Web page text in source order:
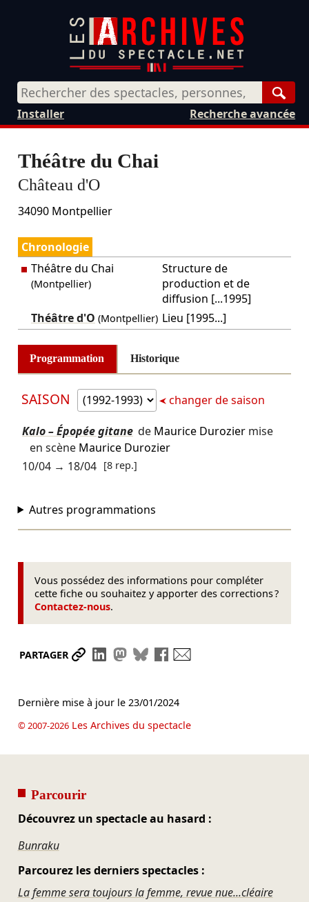
Recherche avancée
Installer
Théâtre du Chai
Château d'O
34090 Montpellier
Chronologie
Théâtre du Chai
(Montpellier)
Structure de
production et de
diffusion [...1995]
Théâtre d'O (Montpellier) Lieu [1995...]
Programmation Historique
SAISON changer de saison
Kalo – Épopée gitane de Maurice Duroziermise
en scène Maurice Durozier
10/04→ 18/04 [8 rep.]
Autres programmations
Vous possédez des informations pour compléter
cette fiche ou souhaitez y apporter des corrections ?
Contactez-nous.
PARTAGER Partager le lien
Partager sur LinkedIn
Partager sur Mastodon
Partager sur Bluesky
Partager sur Facebook
Dernière mise à jour le 23/01/2024
© 2007-2026Les Archives du spectacle
Parcourir
Découvrez un spectacle au hasard :
Bunraku
Parcourez les derniers spectacles :
La femme sera toujours la femme, revue nue...cléaire